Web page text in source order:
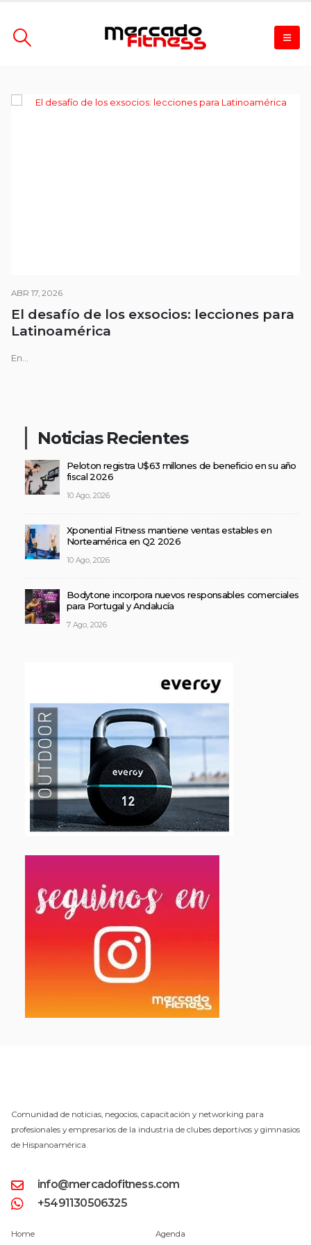
ABR 17, 2026
El desafío de los exsocios: lecciones para
Latinoamérica
En...
Noticias Recientes
Peloton registra U$63 millones de beneficio en su año
fiscal 2026
10 Ago, 2026
Xponential Fitness mantiene ventas estables en
Norteamérica en Q2 2026
10 Ago, 2026
Bodytone incorpora nuevos responsables comerciales
para Portugal y Andalucía
7 Ago, 2026
Comunidad de noticias, negocios, capacitación y networking para
profesionales y empresarios de la industria de clubes deportivos y gimnasios
de Hispanoamérica.
info@mercadofitness.com
+5491130506325
Home Agenda